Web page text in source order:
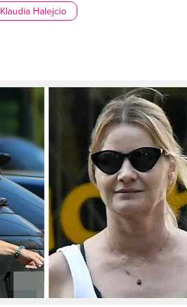
Klaudia Halejcio